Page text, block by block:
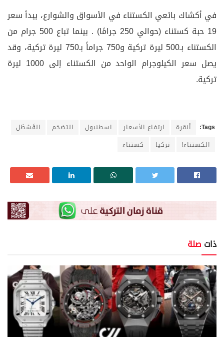
في أكشاك بائعي الكستناء في الأسواق والشوارع، يبدأ سعر
19 حبة كستناء (حوالي 250 جرامًا) . بينما تباع 500 جرام من
الكستناء بـ500 ليرة تركية و750 جراماً بـ750 ليرة تركية، وقد
يصل سعر الكيلوجرام الواحد من الكستناء إلى 1000 ليرة
تركية.
Tags: أنقرة ارتفاع الأسعار اسطنبول التضخم
القَسْطَل
الكستناء!
تركيا كستناء
ذات صلة